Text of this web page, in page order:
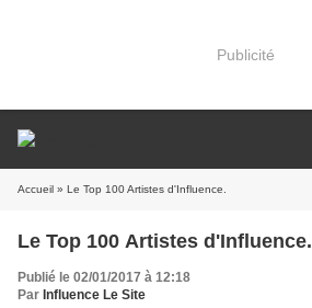
Publicité
Accueil » Le Top 100 Artistes d'Influence.
Le Top 100 Artistes d'Influence.
Publié le 02/01/2017 à 12:18
Par Influence Le Site